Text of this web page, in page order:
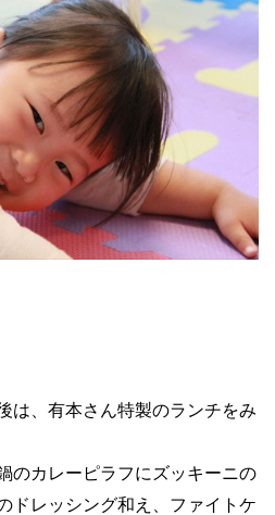
は、有本さん特製のランチをみ
のカレーピラフにズッキーニの
ドレッシング和え、ファイトケ